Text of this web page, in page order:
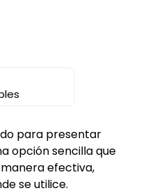
para presentar
opción sencilla que
efectiva,
se utilice.